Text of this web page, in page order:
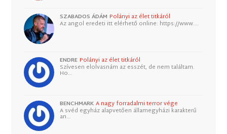
SZABADOS ÁDÁM Polányi az élet titkáról
Az angol eredeti itt elérhető online: https://www.…
ENDRE Polányi az élet titkáról
Szívesen elolvasnám az esszét, de nem találtam.
Ho…
BENCHMARK A nagy forradalmi terror vége
A svéd egyház alapvetően államegyházi karakterű
an…